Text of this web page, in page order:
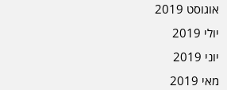
אוגוסט 2019
יולי 2019
יוני 2019
מאי 2019